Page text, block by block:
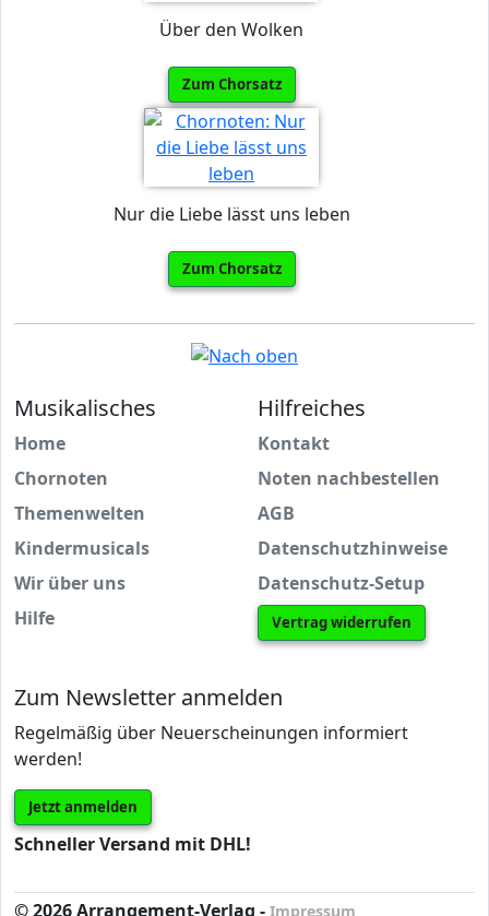
Über den Wolken
Zum Chorsatz
Nur die Liebe lässt uns leben
Zum Chorsatz
Musikalisches
Home
Chornoten
Themenwelten
Kindermusicals
Wir über uns
Hilfe
Hilfreiches
Kontakt
Noten nachbestellen
AGB
Datenschutzhinweise
Datenschutz-Setup
Vertrag widerrufen
Zum Newsletter anmelden
Regelmäßig über Neuerscheinungen informiert
werden!
Jetzt anmelden
Schneller Versand mit DHL!
© 2026 Arrangement-Verlag - Impressum